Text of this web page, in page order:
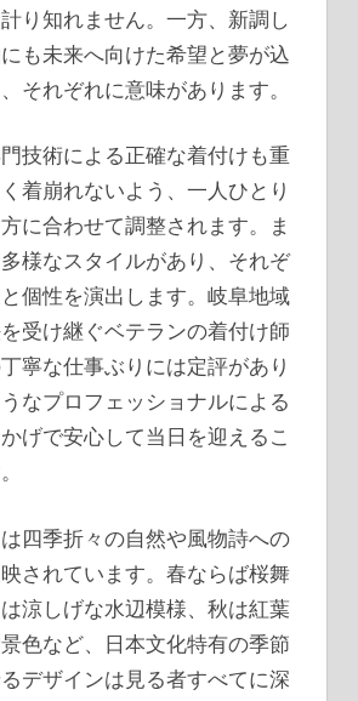
り知れません。一方、新調し
も未来へ向けた希望と夢が込
それぞれに意味があります。
技術による正確な着付けも重
着崩れないよう、一人ひとり
に合わせて調整されます。ま
様なスタイルがあり、それぞ
個性を演出します。岐阜地域
受け継ぐベテランの着付け師
寧な仕事ぶりには定評があり
なプロフェッショナルによる
げで安心して当日を迎えるこ
四季折々の自然や風物詩への
されています。春ならば桜舞
涼しげな水辺模様、秋は紅葉
色など、日本文化特有の季節
デザインは見る者すべてに深